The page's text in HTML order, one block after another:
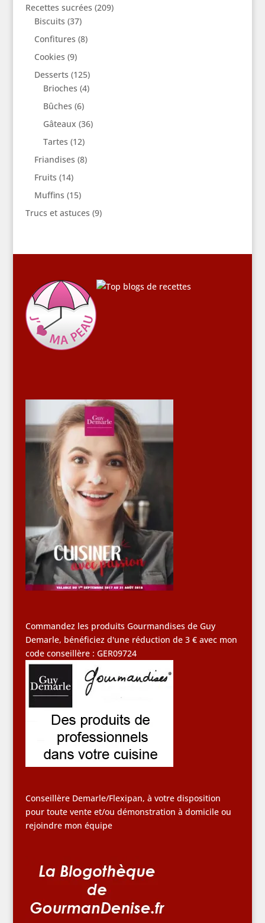
Recettes sucrées (209)
Biscuits (37)
Confitures (8)
Cookies (9)
Desserts (125)
Brioches (4)
Bûches (6)
Gâteaux (36)
Tartes (12)
Friandises (8)
Fruits (14)
Muffins (15)
Trucs et astuces (9)
Commandez les produits Gourmandises de Guy
Demarle, bénéficiez d'une réduction de 3 € avec mon
code conseillère : GER09724
Conseillère Demarle/Flexipan, à votre disposition
pour toute vente et/ou démonstration à domicile ou
rejoindre mon équipe